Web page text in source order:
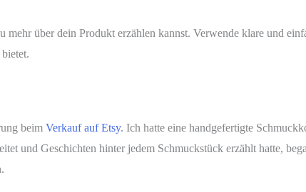
mehr über dein Produkt erzählen kannst. Verwende klare und
beim Verkauf auf Etsy. Ich hatte eine handgefertigte
und Geschichten hinter jedem Schmuckstück erzählt hatte,